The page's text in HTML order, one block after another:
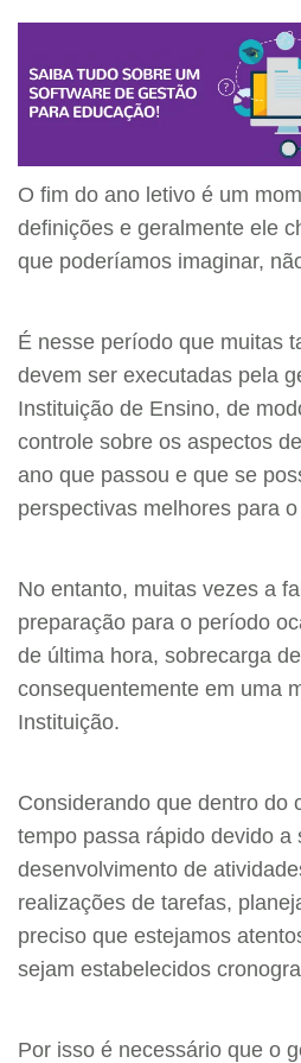
O fim do ano letivo é um
definições e geralmente ele
que poderíamos imaginar,
É nesse período que muitas
devem ser executadas pela
Instituição de Ensino, de
controle sobre os aspectos
ano que passou e que se
perspectivas melhores para
No entanto, muitas vezes a
preparação para o período
de última hora, sobrecarga
consequentemente em uma
Instituição.
Considerando que dentro do
tempo passa rápido devido a
desenvolvimento de
realizações de tarefas,
preciso que estejamos
sejam estabelecidos
Por isso é necessário que o